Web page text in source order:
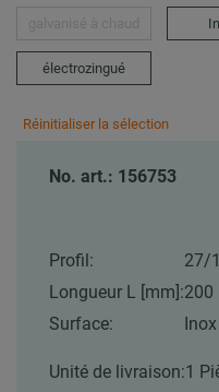
électrozingué
Réinitialiser la sélection
No. art.: 156753
Profil:
27/
Longueur L [mm]:200
Surface:
Unité de livraison:1